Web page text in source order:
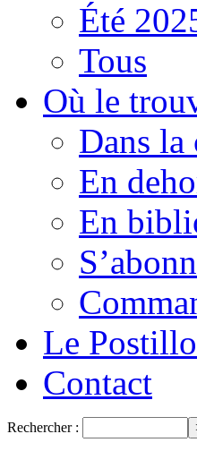
Été
Tous
Où le
Dans la
En
En
Le
Contact
Rechercher :